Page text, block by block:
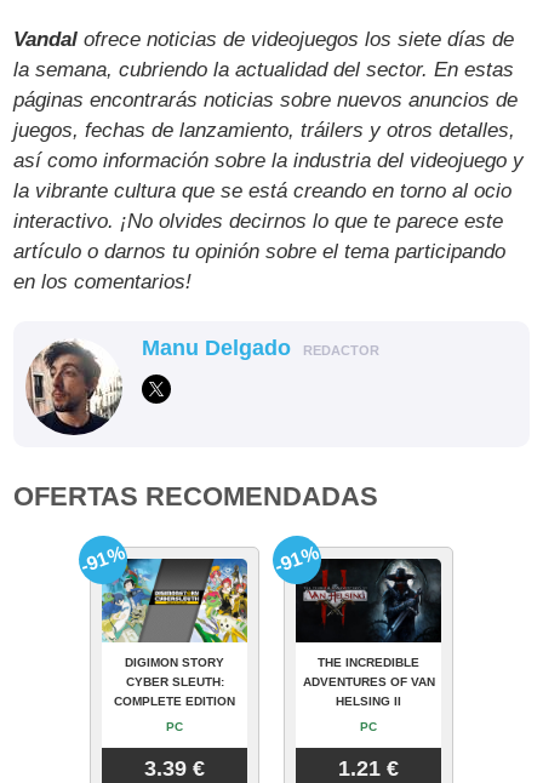
Vandal ofrece noticias de videojuegos los siete días de
la semana, cubriendo la actualidad del sector. En estas
páginas encontrarás noticias sobre nuevos anuncios de
juegos, fechas de lanzamiento, tráilers y otros detalles,
así como información sobre la industria del videojuego y
la vibrante cultura que se está creando en torno al ocio
interactivo. ¡No olvides decirnos lo que te parece este
artículo o darnos tu opinión sobre el tema participando
en los comentarios!
Manu Delgado REDACTOR
OFERTAS RECOMENDADAS
DIGIMON STORY
CYBER SLEUTH:
COMPLETE EDITION
PC
3.39 €
-91%
THE INCREDIBLE
ADVENTURES OF VAN
HELSING II
PC
1.21 €
-91%